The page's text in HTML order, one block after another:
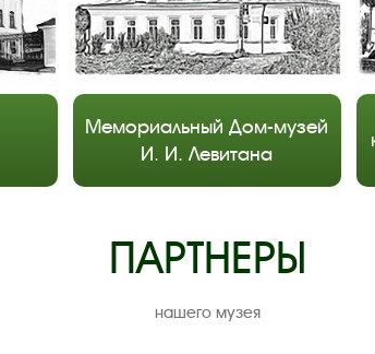
Мемориальный Дом-музей
И. И. Левитана
ПАРТНЕРЫ
нашего музея